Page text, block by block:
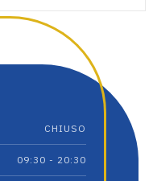
CHIUSO
09:30 - 20:30